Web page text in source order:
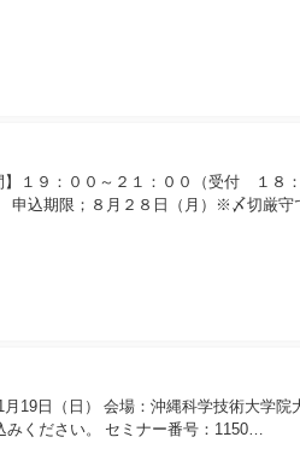
】１９：００～２１：００（受付 １８
申込期限；８月２８日（月）※〆切厳守
19日（日） 会場：沖縄科学技術大学院
ください。 セミナー番号：1150…